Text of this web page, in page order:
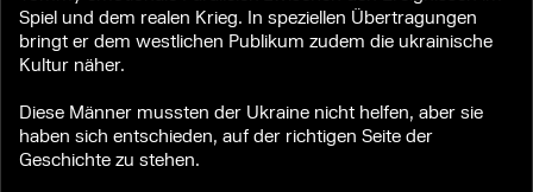
Spiel und dem realen Krieg. In speziellen Übertragungen
bringt er dem westlichen Publikum zudem die ukrainische
Kultur näher.
Diese Männer mussten der Ukraine nicht helfen, aber sie
haben sich entschieden, auf der richtigen Seite der
Geschichte zu stehen.